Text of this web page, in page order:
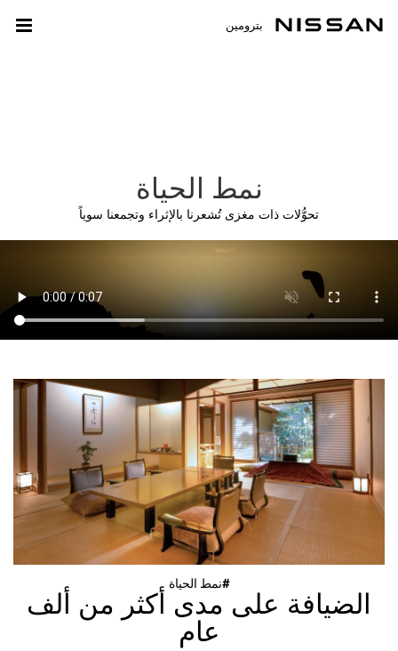
بترومين
نمط الحياة
تحوُّلات ذات مغزى تُشعرنا بالإثراء وتجمعنا سوياً
نمط الحياة#
الضيافة على مدى أكثر من ألف
عام